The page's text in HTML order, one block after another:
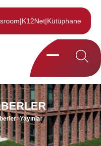
|K12Net|Kütüphane
>Yayınlar